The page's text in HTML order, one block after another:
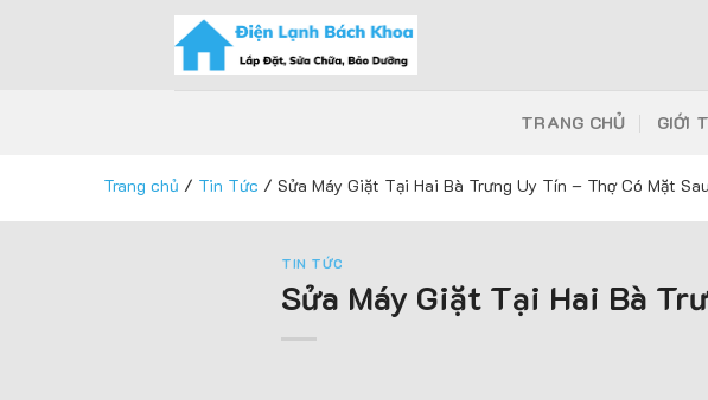
TRANG CHỦ GIỚI
Trang chủ / Tin Tức / Sửa Máy Giặt Tại Hai Bà Trưng Uy Tín – Thợ Có Mặt
TIN TỨC
Sửa Máy Giặt Tại Hai Bà